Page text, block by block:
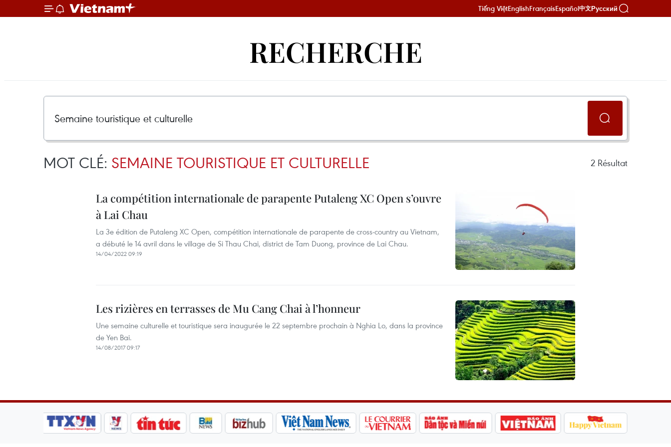
Tiếng ViệtEnglishFrançaisEspañol中文Русский
RECHERCHE
MOT CLÉ: SEMAINE TOURISTIQUE ET CULTURELLE 2 Résultat
La compétition internationale de parapente Putaleng XC Open s’ouvre
à Lai Chau
La 3e édition de Putaleng XC Open, compétition internationale de parapente de cross-country au Vietnam,
a débuté le 14 avril dans le village de Si Thau Chai, district de Tam Duong, province de Lai Chau.
14/04/2022 09:19
Les rizières en terrasses de Mu Cang Chai à l’honneur
Une semaine culturelle et touristique sera inaugurée le 22 septembre prochain à Nghia Lo, dans la province
de Yen Bai.
14/08/2017 09:17